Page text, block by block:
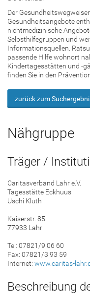
Der
Gesundheitsangebote
nichtmedizinische
Selbsthilfegruppen und
Informationsquellen.
passende Hilfe wohnort
Kindertagesstätten und -
finden Sie in den
zurück zum
Nähgruppe
Träger /
Caritasverband Lahr e.V.
Tagesstätte Eckhuus
Uschi Kluth
Kaiserstr. 85
77933 Lahr
Tel: 07821/9 06 60
Fax: 07821/3 93 59
Internet: www.caritas-
Beschreibung